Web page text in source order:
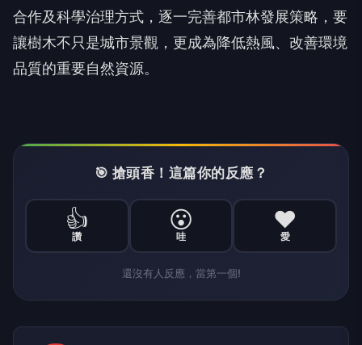
合作及科學治理方式，逐一完善都市林發展策略，要
讓樹木不只是城市景觀，更成為降低熱風、改善環境
品質的重要自然資源。
🎯 搶頭香！這篇你的反應？
👍
讚
😮
哇
❤️
愛
還沒有人反應，當第一個!